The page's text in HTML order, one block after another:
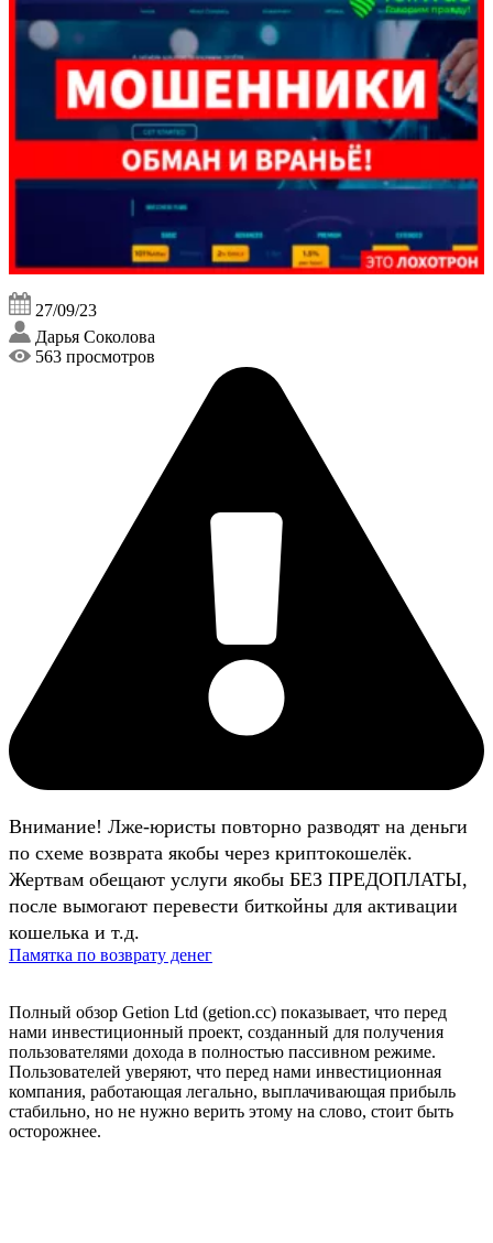
27/09/23
Дарья Соколова
563 просмотров
Внимание! Лже-юристы повторно разводят на деньги
по схеме возврата якобы через криптокошелёк.
Жертвам обещают услуги якобы БЕЗ ПРЕДОПЛАТЫ,
после вымогают перевести биткойны для активации
кошелька и т.д.
Памятка по возврату денег
Полный обзор Getion Ltd (getion.cc) показывает, что перед
нами инвестиционный проект, созданный для получения
пользователями дохода в полностью пассивном режиме.
Пользователей уверяют, что перед нами инвестиционная
компания, работающая легально, выплачивающая прибыль
стабильно, но не нужно верить этому на слово, стоит быть
осторожнее.